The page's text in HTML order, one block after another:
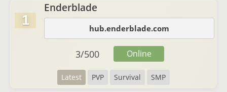
1
Enderblade
hub.enderblade.com
Latest PVP Survival SMP
3/500 Online